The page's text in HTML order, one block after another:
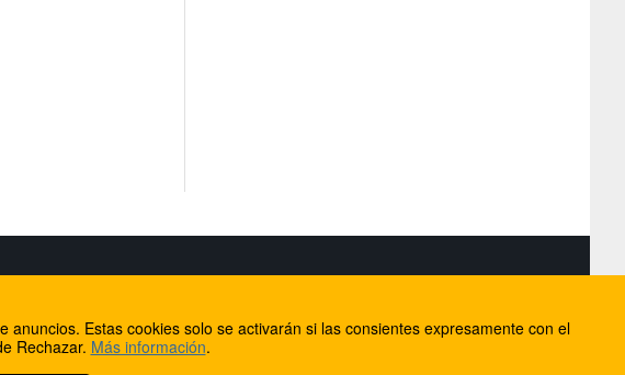
Internet Rural Mallorca
Registro de dominios
Estas cookies solo se activarán si las consientes expresamente con el
Rechazar. Más información.